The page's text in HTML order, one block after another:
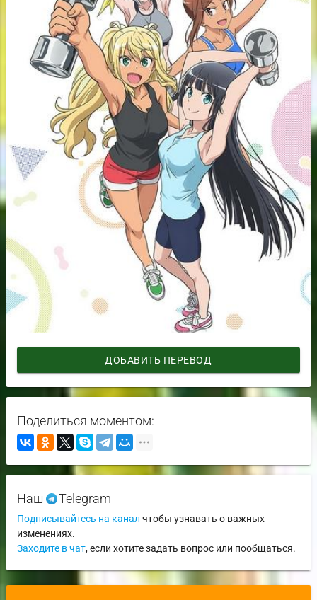
ДОБАВИТЬ ПЕРЕВОД
Поделиться моментом:
Наш Telegram
Подписывайтесь на канал чтобы узнавать о важных
изменениях.
Заходите в чат, если хотите задать вопрос или пообщаться.